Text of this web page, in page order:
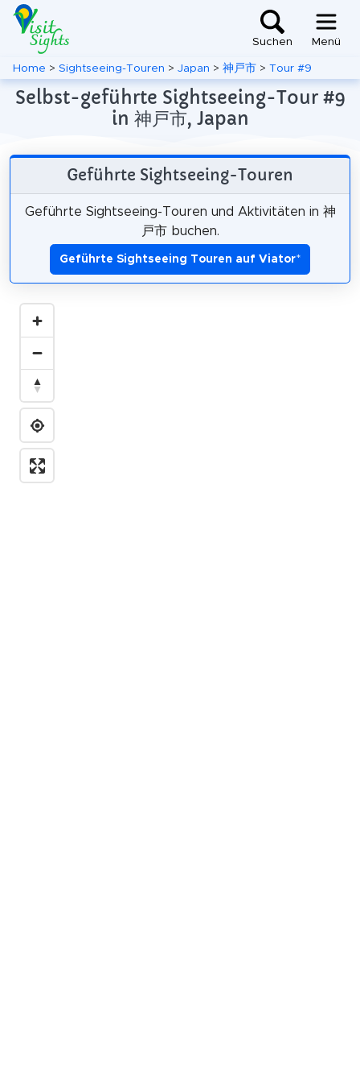
Suchen Menü
Home > Sightseeing-Touren > Japan > 神戸市 > Tour #9
Selbst-geführte Sightseeing-Tour #9
in 神戸市, Japan
Geführte Sightseeing-Touren
Geführte Sightseeing-Touren und Aktivitäten in 神
戸市 buchen.
Geführte Sightseeing Touren auf Viator*